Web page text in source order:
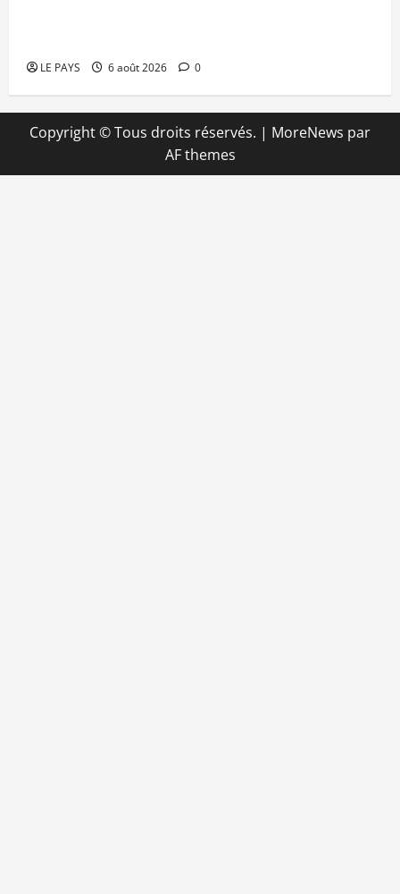
LE PAYS 6 août 2026 0
Copyright © Tous droits réservés. | MoreNews par
AF themes